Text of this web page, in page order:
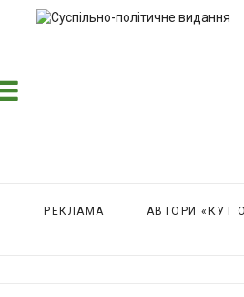
РЕКЛАМА АВТОРИ «КУТ